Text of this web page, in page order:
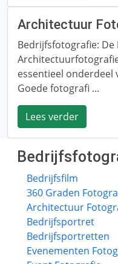
Architectuur
Bedrijfsfotografie: De
essentieel onderdeel
Goede fotografi ...
Lees verder
Bedrijfsfilm
360 Graden
Architectuur
Bedrijfsportret
Bedrijfsportretten
Evenementen